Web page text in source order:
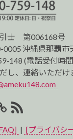
士 第006168号
0005 沖縄県那覇市
148 (電話受付時
し、連絡いただ
RSS2
| [プライバシ